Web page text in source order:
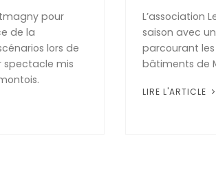
pour
de la
lors de
spectacle mis
L’association
saison avec
parcourant
bâtiments de
LIRE L'ARTICLE